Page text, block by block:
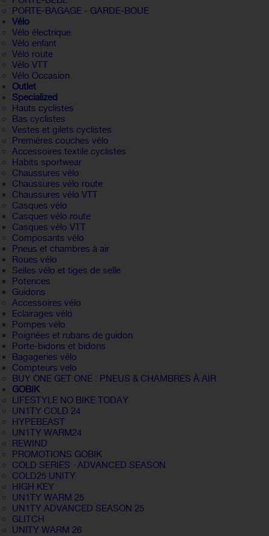
PORTE-BAGAGE - GARDE-BOUE
Vélo
Vélo électrique
Vélo enfant
Vélo route
Vélo VTT
Vélo Occasion
Outlet
Specialized
Hauts cyclistes
Bas cyclistes
Vestes et gilets cyclistes
Premières couches vélo
Accessoires textile cyclistes
Habits sportwear
Chaussures vélo
Chaussures vélo route
Chaussures vélo VTT
Casques vélo
Casques vélo route
Casques vélo VTT
Composants vélo
Pneus et chambres à air
Roues vélo
Selles vélo et tiges de selle
Potences
Guidons
Accessoires vélo
Eclairages vélo
Pompes vélo
Poignées et rubans de guidon
Porte-bidons et bidons
Bagageries vélo
Compteurs velo
BUY ONE GET ONE : PNEUS & CHAMBRES À AIR
GOBIK
LIFESTYLE NO BIKE TODAY
UN1TY COLD 24
HYPEBEAST
UN1TY WARM24
REWIND
PROMOTIONS GOBIK
COLD SERIES · ADVANCED SEASON
COLD25 UNITY
HIGH KEY
UN1TY WARM 25
UN1TY ADVANCED SEASON 25
GLITCH
UNITY WARM 26